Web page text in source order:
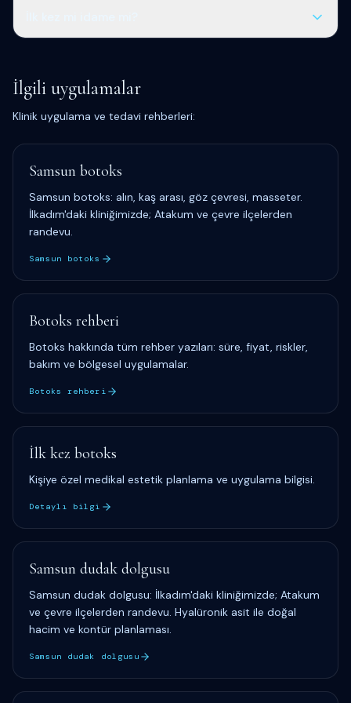
İlgili uygulamalar
Klinik uygulama ve tedavi rehberleri:
Samsun botoks
Samsun botoks: alın, kaş arası, göz çevresi, masseter.
İlkadım'daki kliniğimizde; Atakum ve çevre ilçelerden
randevu.
Samsun botoks
Botoks rehberi
Botoks hakkında tüm rehber yazıları: süre, fiyat, riskler,
bakım ve bölgesel uygulamalar.
Botoks rehberi
İlk kez botoks
Kişiye özel medikal estetik planlama ve uygulama bilgisi.
Detaylı bilgi
Samsun dudak dolgusu
Samsun dudak dolgusu: İlkadım'daki kliniğimizde; Atakum
ve çevre ilçelerden randevu. Hyalüronik asit ile doğal
hacim ve kontür planlaması.
Samsun dudak dolgusu